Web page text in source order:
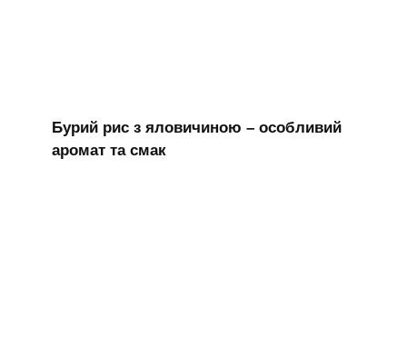
Бурий рис з яловичиною – особливий
аромат та смак